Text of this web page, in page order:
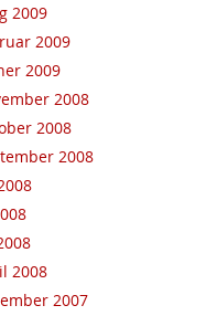
2009
2009
2009
2008
2008
2008
2008
2007